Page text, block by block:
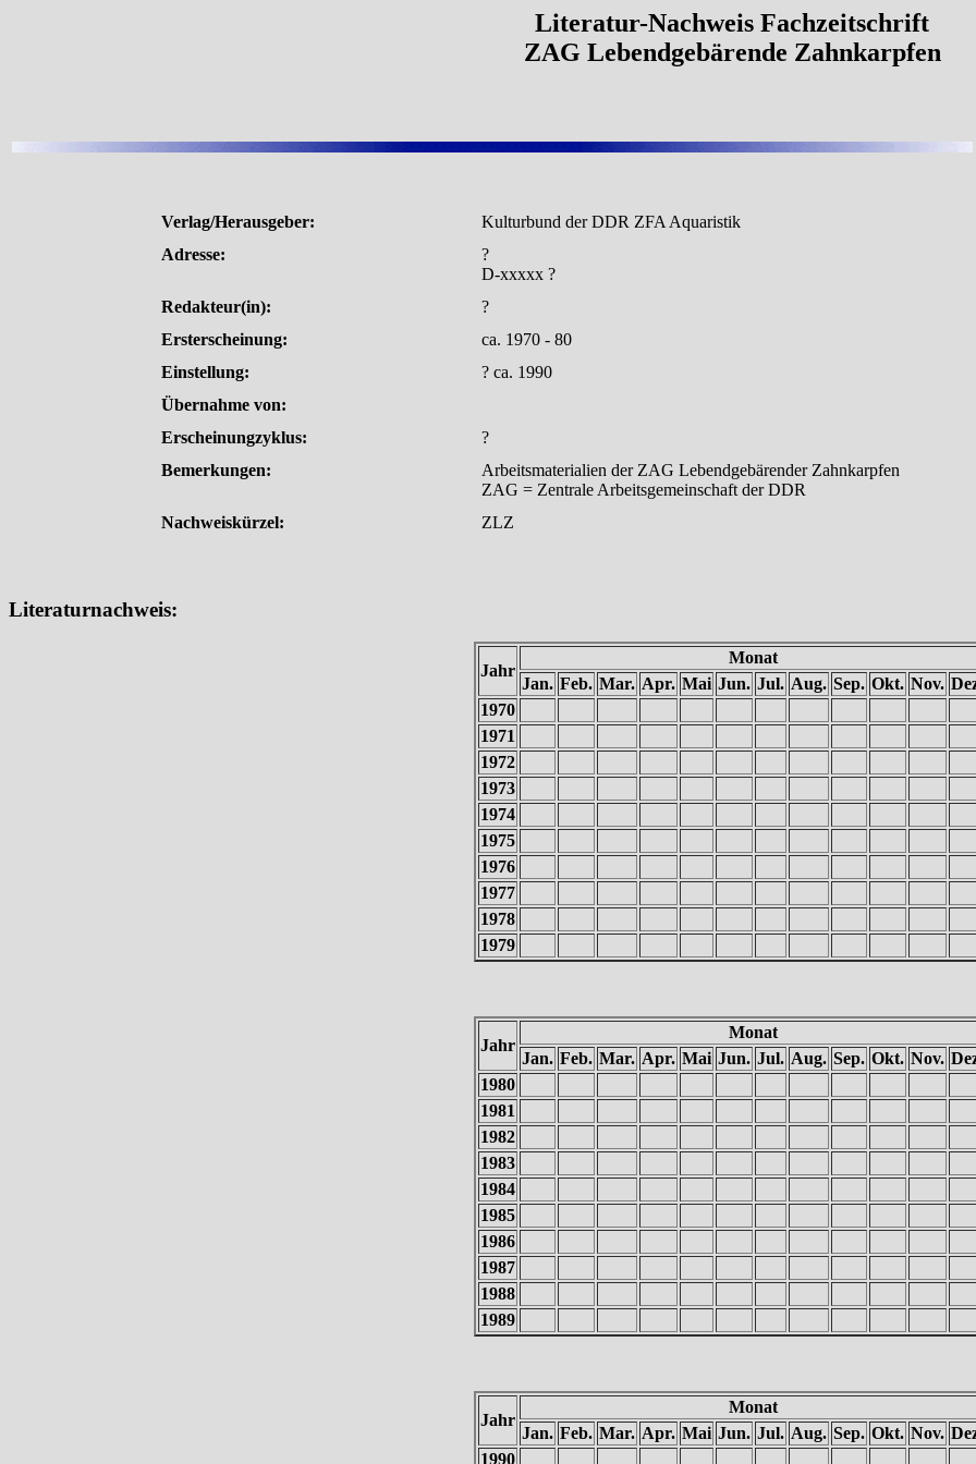
Literatur-Nachweis Fachzeitschrift
ZAG Lebendgebärende Zahnkarpfen
Verlag/Herausgeber:
Kulturbund der DDR ZFA Aquaristik
Adresse:
?
D-xxxxx ?
Redakteur(in):
?
Ersterscheinung:
ca. 1970 - 80
Einstellung:
? ca. 1990
Übernahme von:
Erscheinungzyklus:
?
Bemerkungen:
Arbeitsmaterialien der ZAG Lebendgebärender Zahnkarpfen
ZAG = Zentrale Arbeitsgemeinschaft der DDR
Nachweiskürzel:
ZLZ
Literaturnachweis:
Jahr
Monat
Jan. Feb. Mar. Apr. Mai Jun. Jul. Aug. Sep. Okt. Nov.
1970
1971
1972
1973
1974
1975
1976
1977
1978
1979
Jahr
Monat
Jan. Feb. Mar. Apr. Mai Jun. Jul. Aug. Sep. Okt. Nov.
1980
1981
1982
1983
1984
1985
1986
1987
1988
1989
Jahr
Monat
Jan. Feb. Mar. Apr. Mai Jun. Jul. Aug. Sep. Okt. Nov.
1990